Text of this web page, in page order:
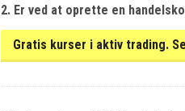
2. Er ved at oprette en
Gratis kurser i aktiv trading.